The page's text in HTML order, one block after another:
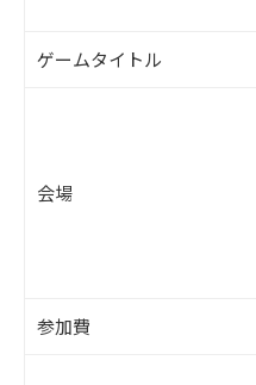
ゲームタイトル
会場
参加費